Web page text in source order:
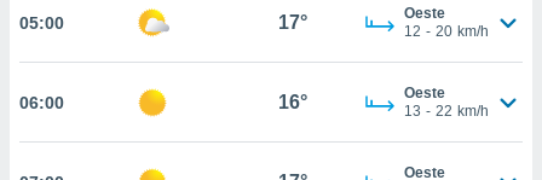
la
CONFIGURACIÓN
05:00 17°
Oeste
12 - 20 km/h
06:00 16°
Oeste
13 - 22 km/h
Oeste